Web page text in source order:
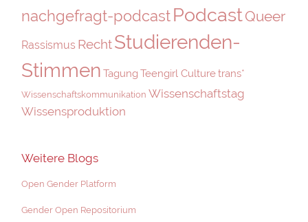
nachgefragt-podcastPodcastQueer
Rassismus RechtStudierenden-
Stimmen Tagung Teengirl Culturetrans*
Wissenschaftskommunikation Wissenschaftstag
Wissensproduktion
Weitere Blogs
Open Gender Platform
Gender Open Repositorium